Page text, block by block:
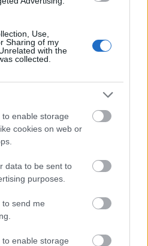
Use,
Sharing of my
with the
collected.
enable storage
cookies on web or
data to be sent to
purposes.
to send me
enable storage
– Τι
πτυχίο - Πού κάνετε
χιλιομέτρων: Ο
να λύσει το
Αθήνα